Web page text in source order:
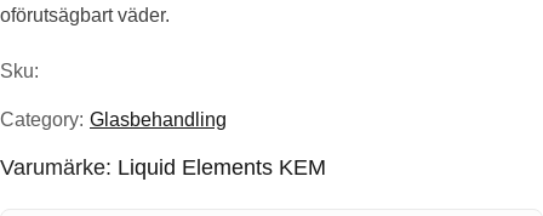
oförutsägbart väder.
Sku:
Category: Glasbehandling
Varumärke: Liquid Elements KEM